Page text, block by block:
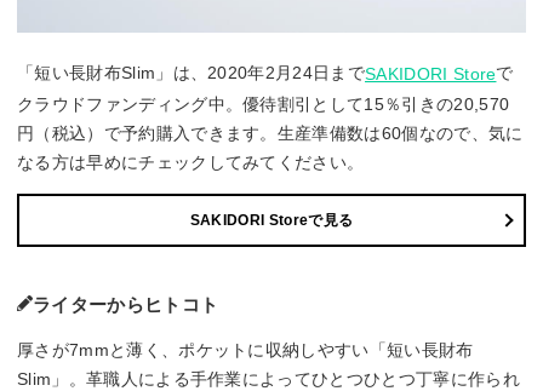
「短い長財布Slim」は、2020年2月24日までSAKIDORI Storeで
クラウドファンディング中。優待割引として15％引きの20,570
円（税込）で予約購入できます。生産準備数は60個なので、気に
なる方は早めにチェックしてみてください。
SAKIDORI Storeで見る
ライターからヒトコト
厚さが7mmと薄く、ポケットに収納しやすい「短い長財布
Slim」。革職人による手作業によってひとつひとつ丁寧に作られ